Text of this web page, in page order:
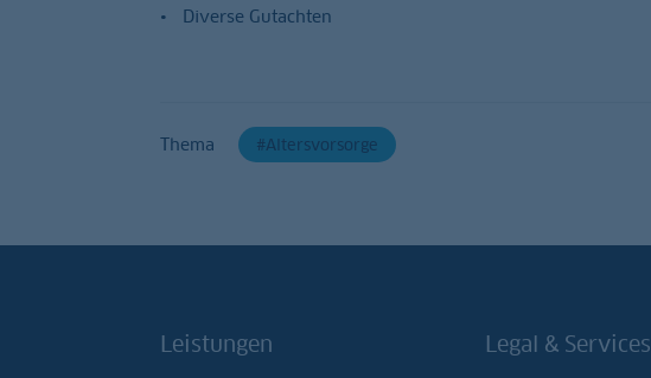
Diverse Gutachten
Thema Altersvorsorge
Leistungen Legal & Services